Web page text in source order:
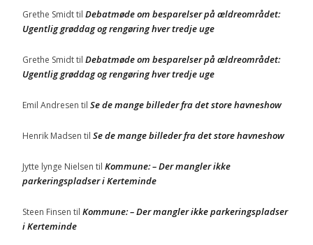
Grethe Smidttil Debatmøde om besparelser på ældreområdet:
Ugentlig grøddag og rengøring hver tredje uge
Grethe Smidttil Debatmøde om besparelser på ældreområdet:
Ugentlig grøddag og rengøring hver tredje uge
Emil Andresen til Se de mange billeder fra det store havneshow
Henrik Madsen til Se de mange billeder fra det store havneshow
Jytte lynge Nielsen til Kommune: – Der mangler ikke
parkeringspladser i Kerteminde
Steen Finsen til Kommune: – Der mangler ikke parkeringspladser
i Kerteminde